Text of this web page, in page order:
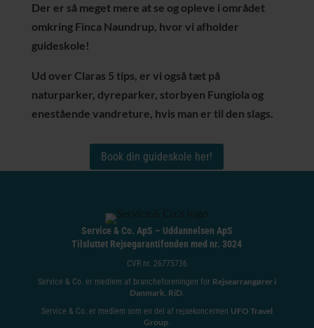
Der er så meget mere at se og opleve i området
omkring Finca Naundrup, hvor vi afholder
guideskole!
Ud over Claras 5 tips, er vi også tæt på
naturparker, dyreparker, storbyen Fungiola og
enestående vandreture, hvis man er til den slags.
Book din guideskole her!
Service & Co. ApS – Uddannelsen ApS
Tilsluttet Rejsegarantifonden med nr. 3024
CVR nr. 26775736
Service & Co. er medlem af brancheforeningen for Rejsearrangører i
Danmark, RiD.
Service & Co. er medlem som en del af rejsekoncernen UFO Travel
Group